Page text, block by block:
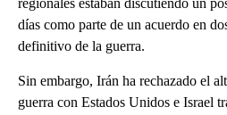
regionales estaban discutiendo un
días como parte de un acuerdo en
definitivo de la guerra.
Sin embargo, Irán ha rechazado el
guerra con Estados Unidos e Israel